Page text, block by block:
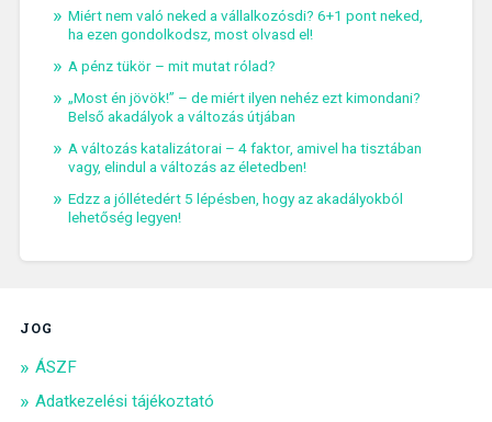
Miért nem való neked a vállalkozósdi? 6+1 pont neked,
ha ezen gondolkodsz, most olvasd el!
A pénz tükör – mit mutat rólad?
„Most én jövök!” – de miért ilyen nehéz ezt kimondani?
Belső akadályok a változás útjában
A változás katalizátorai – 4 faktor, amivel ha tisztában
vagy, elindul a változás az életedben!
Edzz a jóllétedért 5 lépésben, hogy az akadályokból
lehetőség legyen!
JOG
ÁSZF
Adatkezelési tájékoztató